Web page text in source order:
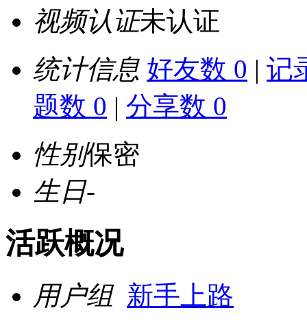
视频认证未认证
统计信息 好友数 0 | 记
题数 0 | 分享数 0
性别保密
生日-
活跃概况
用户组 新手上路